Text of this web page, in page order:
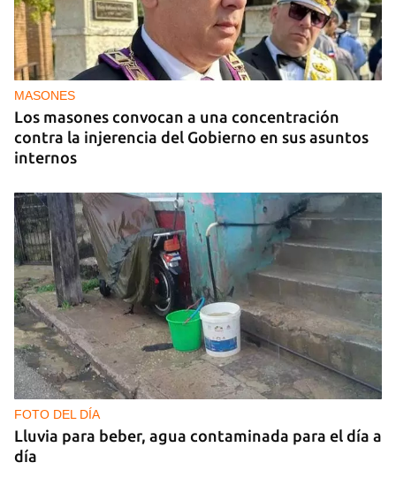
MASONES
Los masones convocan a una concentración
contra la injerencia del Gobierno en sus asuntos
internos
FOTO DEL DÍA
Lluvia para beber, agua contaminada para el día a
día